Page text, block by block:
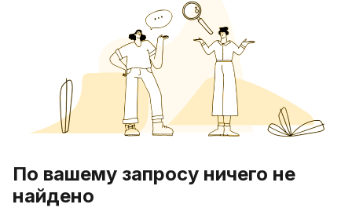
По вашему запросу ничего не
найдено